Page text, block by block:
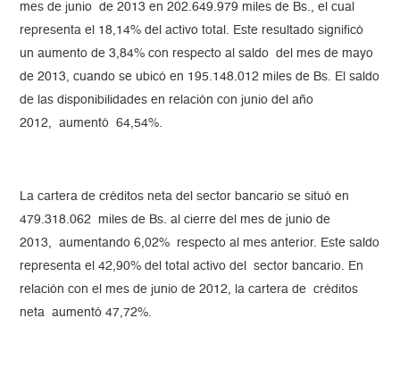
mes de junio de 2013 en 202.649.979 miles de Bs., el cual
representa el 18,14% del activo total. Este resultado significó
un aumento de 3,84% con respecto al saldo del mes de mayo
de 2013, cuando se ubicó en 195.148.012 miles de Bs. El saldo
de las disponibilidades en relación con junio del año
2012, aumentó 64,54%.
La cartera de créditos neta del sector bancario se situó en
479.318.062 miles de Bs. al cierre del mes de junio de
2013, aumentando 6,02% respecto al mes anterior. Este saldo
representa el 42,90% del total activo del sector bancario. En
relación con el mes de junio de 2012, la cartera de créditos
neta aumentó 47,72%.